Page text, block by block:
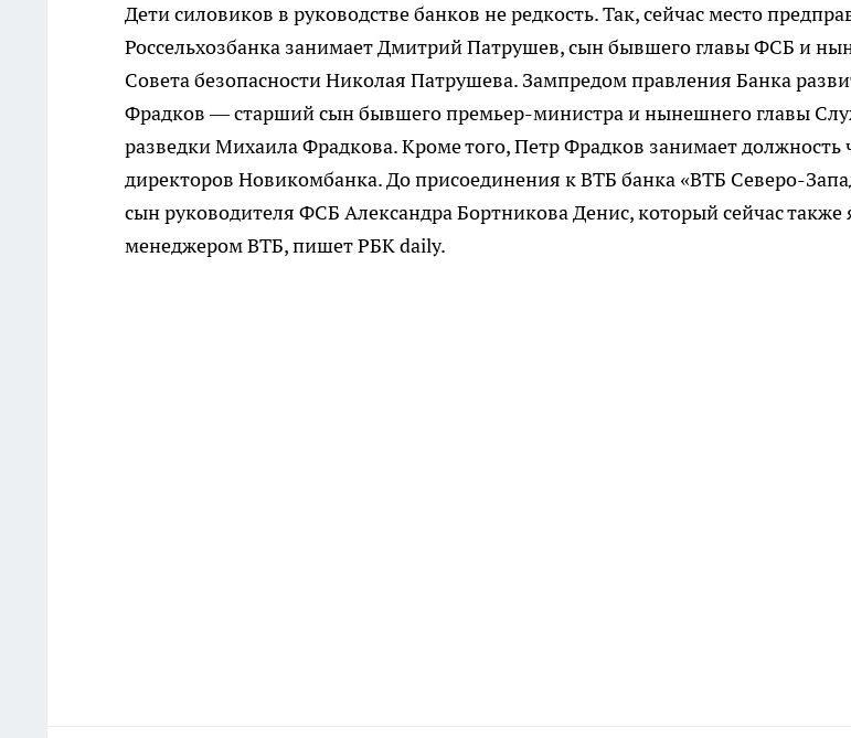
Дети силовиков в руководстве банков не редкость. Так, сейчас место
Россельхозбанка занимает Дмитрий Патрушев, сын бывшего главы ФСБ и
Совета безопасности Николая Патрушева. Зампредом правления Банка
Фрадков — старший сын бывшего премьер-министра и нынешнего главы
разведки Михаила Фрадкова. Кроме того, Петр Фрадков занимает должность
директоров Новикомбанка. До присоединения к ВТБ банка «ВТБ Северо-
сын руководителя ФСБ Александра Бортникова Денис, который сейчас также
менеджером ВТБ, пишет РБК daily.